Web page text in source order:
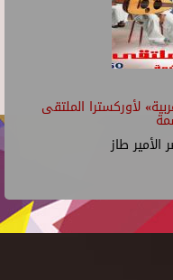
لأوركسترا الملتقى
الأمير طاز